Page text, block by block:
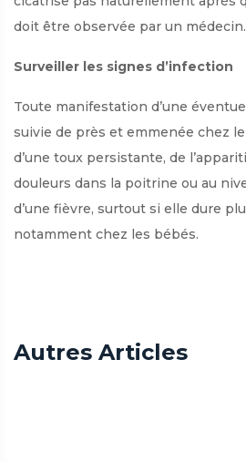
doit être observée par un médecin.
Surveiller les signes d’infection
Toute manifestation d’une
suivie de près et emmenée chez le
d’une toux persistante, de
douleurs dans la poitrine ou au
d’une fièvre, surtout si elle dure
notamment chez les bébés.
Autres Articles